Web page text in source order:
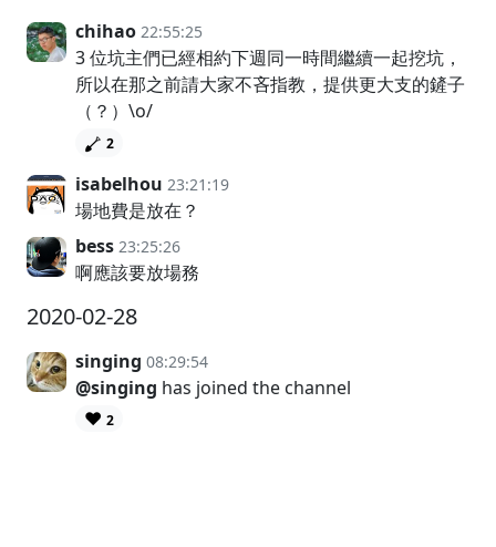
chihao 22:55:25
3 位坑主們已經相約下週同一時間繼續一起挖坑，
所以在那之前請大家不吝指教，提供更大支的鏟子
（？）\o/
2
isabelhou 23:21:19
場地費是放在？
bess 23:25:26
啊應該要放場務
2020-02-28
singing 08:29:54
@singing has joined the channel
❤️ 2